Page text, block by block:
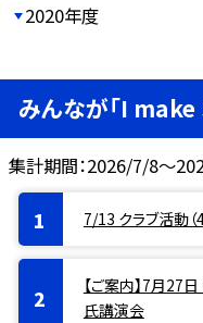
2020年度
みんなが「I make
集計期間：2026/7/8～
7/13 クラブ活動（
【ご案内】7月27
氏講演会